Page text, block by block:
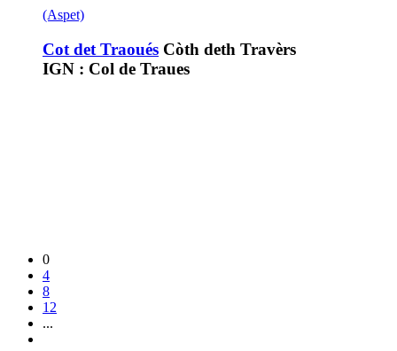
(Aspet)
Cot det Traoués Còth deth Travèrs
IGN : Col de Traues
0
4
8
12
...